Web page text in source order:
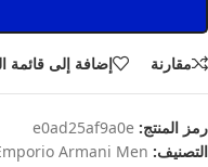
مقارنة إضافة إلى قائمة
رمز المنتج: e0ad25af9a0e
التصنيف: Armani Men